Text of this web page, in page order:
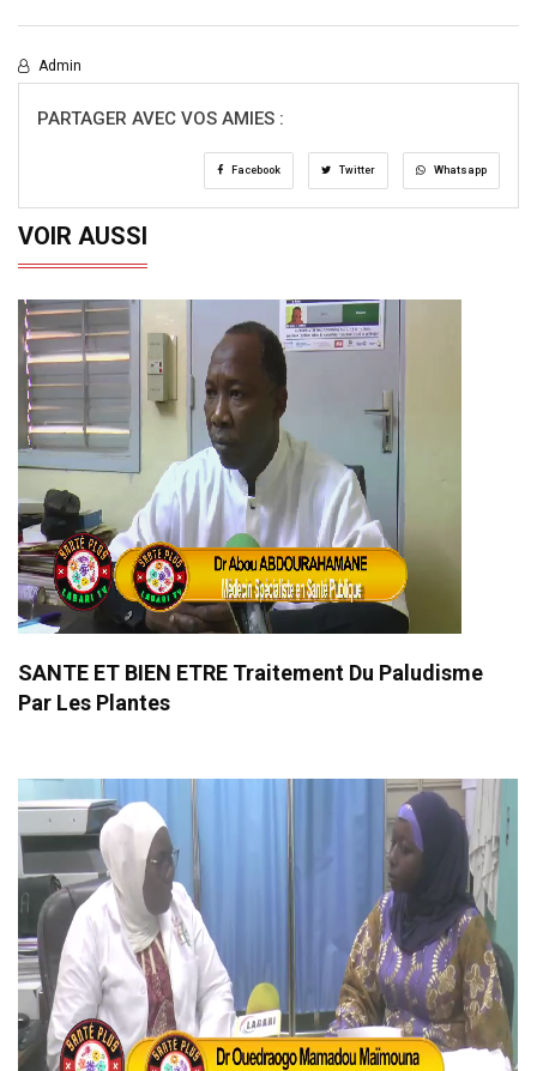
Admin
PARTAGER AVEC VOS AMIES :
Facebook Twitter Whatsapp
VOIR AUSSI
SANTE ET BIEN ETRE Traitement Du Paludisme
Par Les Plantes